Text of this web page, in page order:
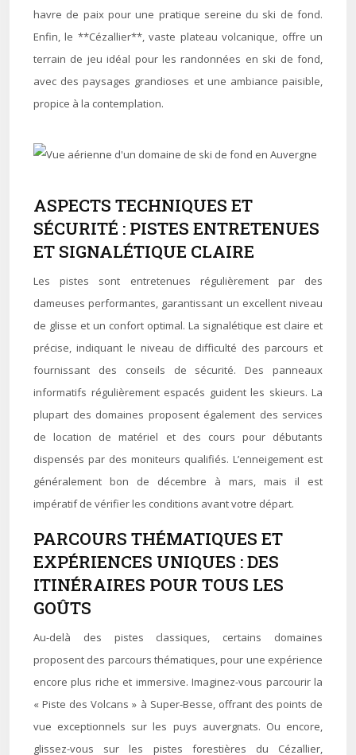
havre de paix pour une pratique sereine du ski de fond.
Enfin, le **Cézallier**, vaste plateau volcanique, offre un
terrain de jeu idéal pour les randonnées en ski de fond,
avec des paysages grandioses et une ambiance paisible,
propice à la contemplation.
ASPECTS TECHNIQUES ET
SÉCURITÉ : PISTES ENTRETENUES
ET SIGNALÉTIQUE CLAIRE
Les pistes sont entretenues régulièrement par des
dameuses performantes, garantissant un excellent niveau
de glisse et un confort optimal. La signalétique est claire et
précise, indiquant le niveau de difficulté des parcours et
fournissant des conseils de sécurité. Des panneaux
informatifs régulièrement espacés guident les skieurs. La
plupart des domaines proposent également des services
de location de matériel et des cours pour débutants
dispensés par des moniteurs qualifiés. L’enneigement est
généralement bon de décembre à mars, mais il est
impératif de vérifier les conditions avant votre départ.
PARCOURS THÉMATIQUES ET
EXPÉRIENCES UNIQUES : DES
ITINÉRAIRES POUR TOUS LES
GOÛTS
Au-delà des pistes classiques, certains domaines
proposent des parcours thématiques, pour une expérience
encore plus riche et immersive. Imaginez-vous parcourir la
« Piste des Volcans » à Super-Besse, offrant des points de
vue exceptionnels sur les puys auvergnats. Ou encore,
glissez-vous sur les pistes forestières du Cézallier,